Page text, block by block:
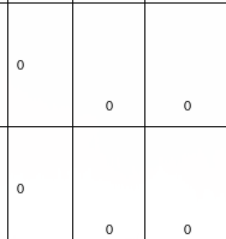
0
0 0
0
0 0